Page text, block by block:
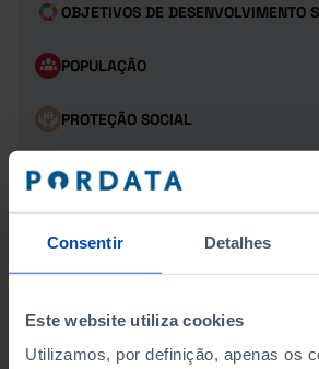
Consentir Detalhes
Este website utiliza cookies
Utilizamos, por definição, apenas os
OBJETIVOS DE DESENVOLVIMENTO
POPULAÇÃO
PROTEÇÃO SOCIAL
SAÚDE
TURISMO